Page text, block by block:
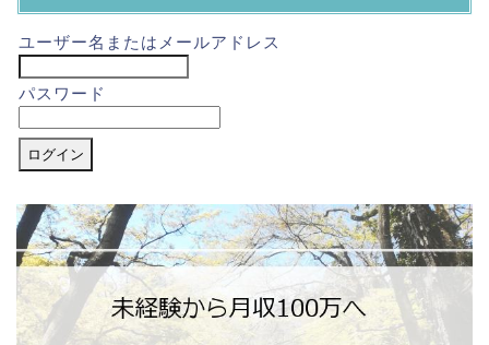
ユーザー名またはメールアドレス
パスワード